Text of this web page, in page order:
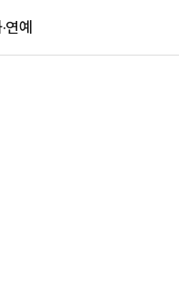
연예